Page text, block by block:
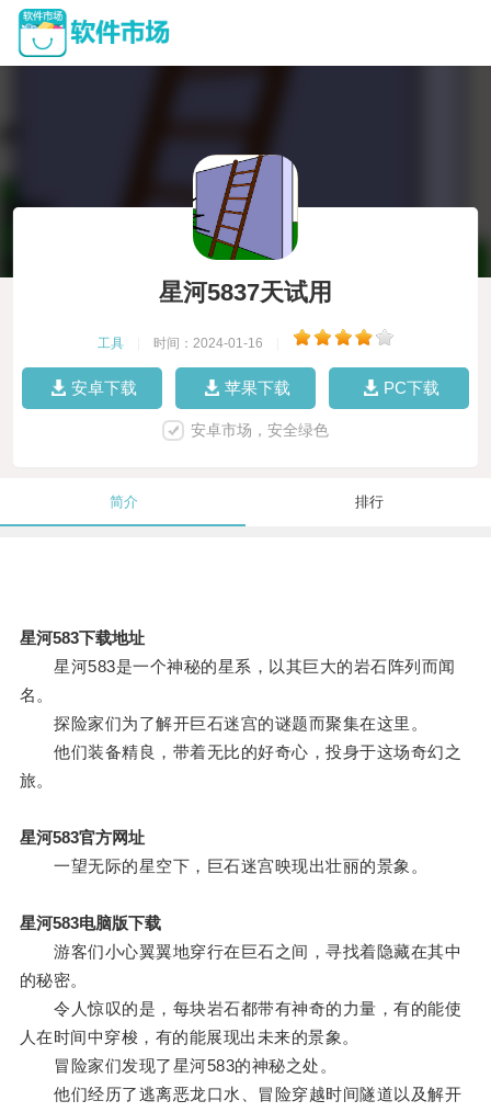
星河5837天试用
工具 时间：2024-01-16
安卓下载 苹果下载 PC下载
安卓市场，安全绿色
简介 排行
星河583下载地址
星河583是一个神秘的星系，以其巨大的岩石阵列而闻
名。
探险家们为了解开巨石迷宫的谜题而聚集在这里。
他们装备精良，带着无比的好奇心，投身于这场奇幻之
旅。
星河583官方网址
一望无际的星空下，巨石迷宫映现出壮丽的景象。
星河583电脑版下载
游客们小心翼翼地穿行在巨石之间，寻找着隐藏在其中
的秘密。
令人惊叹的是，每块岩石都带有神奇的力量，有的能使
人在时间中穿梭，有的能展现出未来的景象。
冒险家们发现了星河583的神秘之处。
他们经历了逃离恶龙口水、冒险穿越时间隧道以及解开